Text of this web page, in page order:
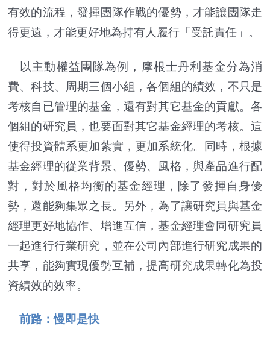
有效的流程，發揮團隊作戰的優勢，才能讓團隊走
得更遠，才能更好地為持有人履行「受託責任」。
以主動權益團隊為例，摩根士丹利基金分為消
費、科技、周期三個小組，各個組的績效，不只是
考核自已管理的基金，還有對其它基金的貢獻。各
個組的研究員，也要面對其它基金經理的考核。這
使得投資體系更加紮實，更加系統化。同時，根據
基金經理的從業背景、優勢、風格，與產品進行配
對，對於風格均衡的基金經理，除了發揮自身優
勢，還能夠集眾之長。另外，為了讓研究員與基金
經理更好地協作、增進互信，基金經理會同研究員
一起進行行業研究，並在公司內部進行研究成果的
共享，能夠實現優勢互補，提高研究成果轉化為投
資績效的效率。
前路：慢即是快